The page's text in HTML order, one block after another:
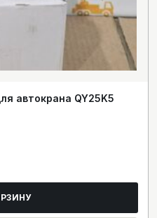
автокрана QY25K5